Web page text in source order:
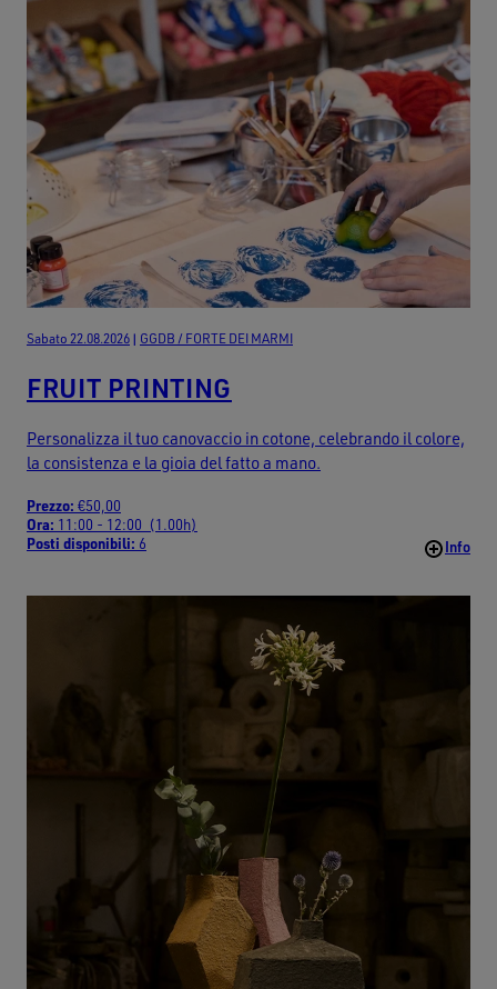
Sabato 22.08.2026 | GGDB / FORTE DEI MARMI
FRUIT PRINTING
Personalizza il tuo canovaccio in cotone, celebrando il colore,
la consistenza e la gioia del fatto a mano.
Prezzo: €50,00
Ora: 11:00 - 12:00 (1.00h)
Posti disponibili: 6 Info